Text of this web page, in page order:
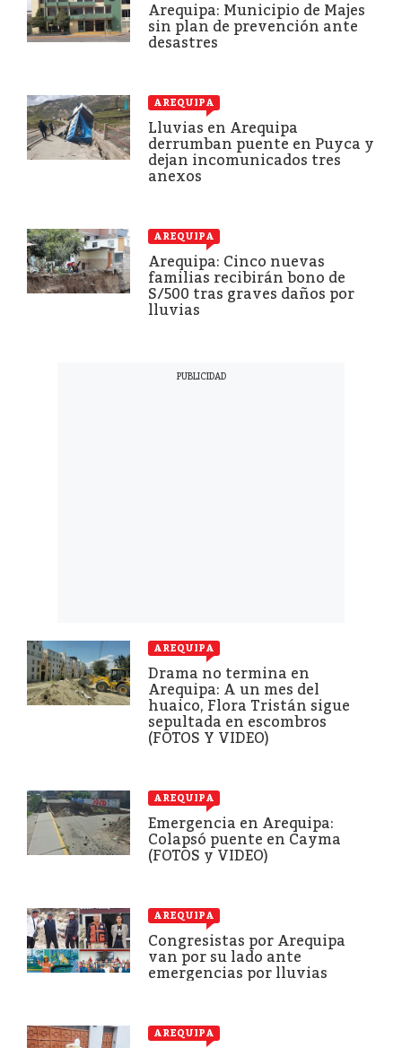
Arequipa: Municipio de Majes
sin plan de prevención ante
desastres
AREQUIPA
Lluvias en Arequipa
derrumban puente en Puyca y
dejan incomunicados tres
anexos
AREQUIPA
Arequipa: Cinco nuevas
familias recibirán bono de
S/500 tras graves daños por
lluvias
AREQUIPA
Drama no termina en
Arequipa: A un mes del
huaico, Flora Tristán sigue
sepultada en escombros
(FOTOS Y VIDEO)
AREQUIPA
Emergencia en Arequipa:
Colapsó puente en Cayma
(FOTOS y VIDEO)
AREQUIPA
Congresistas por Arequipa
van por su lado ante
emergencias por lluvias
AREQUIPA